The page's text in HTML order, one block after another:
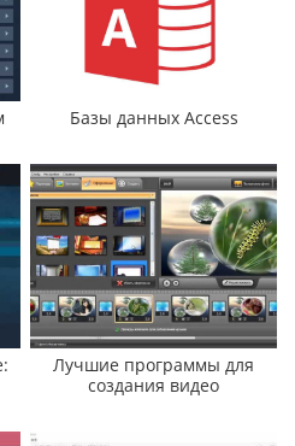
Базы данных Access
Лучшие программы для
создания видео